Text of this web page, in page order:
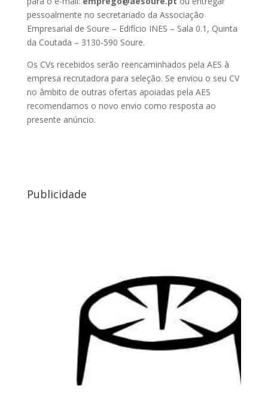
pessoalmente no secretariado da Associação
Empresarial de Soure – Edifício INES – Sala 0.1, Quinta
da Coutada – 3130-590 Soure.
Os CVs recebidos serão reencaminhados pela AES à
empresa recrutadora para seleção. Se enviou o seu CV
no âmbito de outras ofertas apoiadas pela AES
recomendamos o novo envio como resposta ao
presente anúncio.
Publicidade